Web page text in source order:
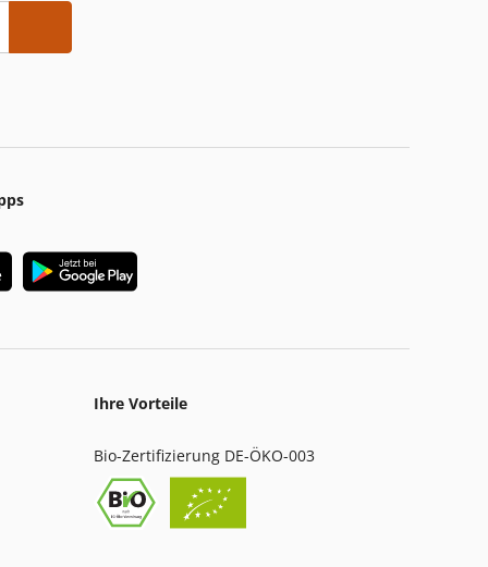
Ihre Vorteile
Bio-Zertifizierung DE-ÖKO-003